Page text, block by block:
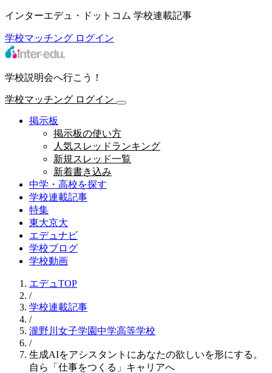
インターエデュ・ドットコム 学校連載記事
学校マッチング ログイン
学校説明会へ行こう！
学校マッチング ログイン
掲示板
掲示板の使い方
人気スレッドランキング
新規スレッド一覧
新着書き込み
中学・高校を探す
学校連載記事
特集
東大京大
エデュナビ
学校ブログ
学校動画
エデュTOP
/
学校連載記事
/
瀧野川女子学園中学高等学校
/
生成AIをアシスタントにあなたの欲しいを形にする。
自ら「仕事をつくる」キャリアへ